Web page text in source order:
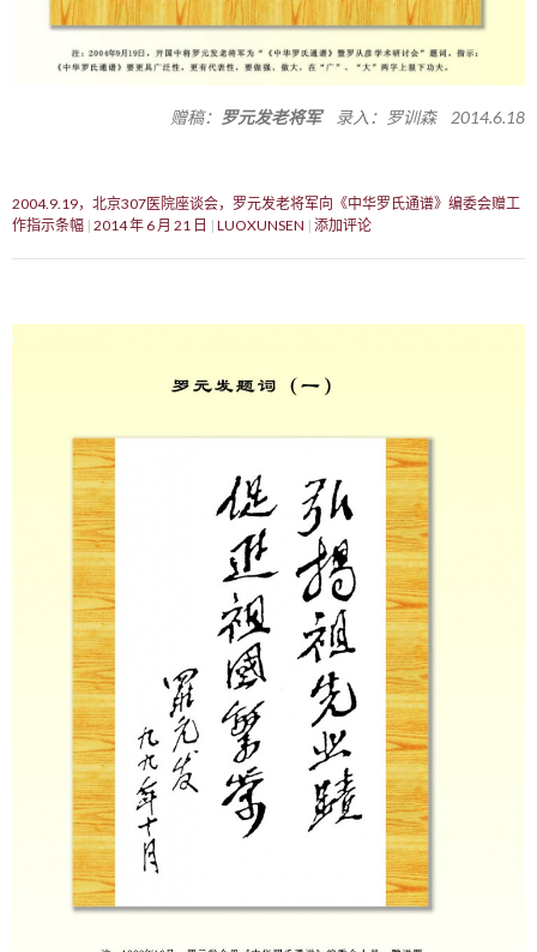
赠稿： 罗元发老将军录入：罗训森 2014.6.18
2004.9.19，北京307医院座谈会，罗元发老将军向《中华罗氏通谱》编委会赠工
作指示条幅 2014 年 6 月 21 日 LUOXUNSEN 添加评论